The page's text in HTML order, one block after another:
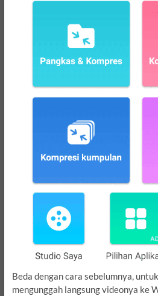
Beda dengan cara sebelumnya,
mengunggah langsung videonya ke